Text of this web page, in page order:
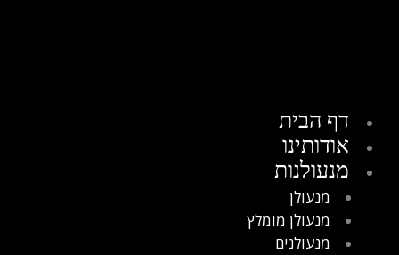
דף הבית
אודותינו
מנעולנות
מנעולן
מנעולן מומלץ
מנעולנים